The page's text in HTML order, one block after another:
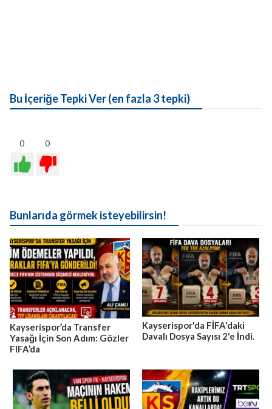
Bu İçeriğe Tepki Ver (en fazla 3 tepki)
0 0
Bunlarıda görmek isteyebilirsin!
Kayserispor’da Transfer
Yasağı İçin Son Adım: Gözler
FIFA’da
Kayserispor'da FİFA'daki
Davalı Dosya Sayısı 2'e İndi.